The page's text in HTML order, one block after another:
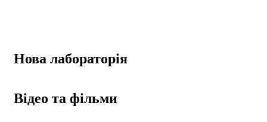
Нова лабораторія
Відео та фільми